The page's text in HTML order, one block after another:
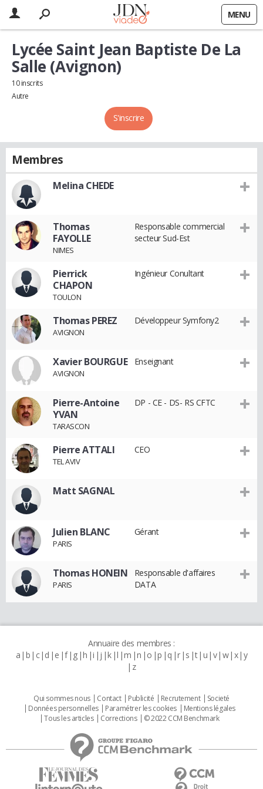
MENU
S'inscrire
Lycée Saint Jean Baptiste De La
Salle (Avignon)
10 inscrits
Autre
Membres
Melina CHEDE
Thomas
FAYOLLE
NIMES
Responsable commercial
secteur Sud-Est
Pierrick
CHAPON
TOULON
Ingénieur Conultant
Thomas PEREZ
AVIGNON
Développeur Symfony2
Xavier BOURGUE
AVIGNON
Enseignant
Pierre-Antoine
YVAN
TARASCON
DP - CE - DS- RS CFTC
Pierre ATTALI
TEL AVIV
CEO
Matt SAGNAL
Julien BLANC
PARIS
Gérant
Thomas HONEIN
PARIS
Responsable d'affaires
DATA
Annuaire des membres :
a b c d e f g h i j k l m n o p q r s t u v w x y
z
Qui sommes nous Contact Publicité Recrutement
Societé
Données personnelles
Paramétrer les cookies
Mentions légales
Tous les articles
Corrections © 2022 CCM Benchmark